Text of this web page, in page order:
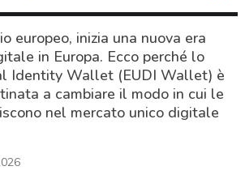
europeo, inizia una nuova era
in Europa. Ecco perché lo
Identity Wallet (EUDI Wallet) è
a cambiare il modo in cui le
nel mercato unico digitale